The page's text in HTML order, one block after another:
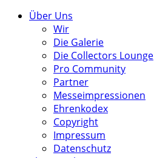
Über Uns
Wir
Die Galerie
Die Collectors Lounge
Pro Community
Partner
Messeimpressionen
Ehrenkodex
Copyright
Impressum
Datenschutz